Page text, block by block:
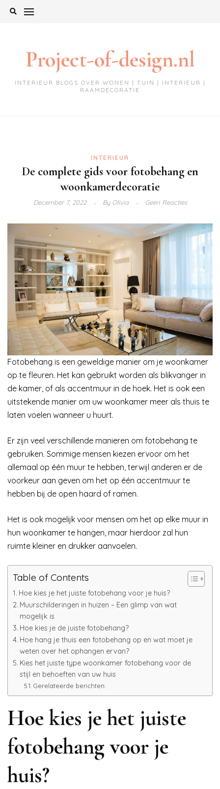
Project-of-design.nl
INTERIEUR BLOGS OVER WONEN | TUIN | INTERIEUR |
RAAMDECORATIE
INTERIEUR
De complete gids voor fotobehang en
woonkamerdecoratie
December 7, 2022 ByOlivia Geen Reacties
Fotobehang is een geweldige manier om je woonkamer
op te fleuren. Het kan gebruikt worden als blikvanger in
de kamer, of als accentmuur in de hoek. Het is ook een
uitstekende manier om uw woonkamer meer als thuis te
laten voelen wanneer u huurt.
Er zijn veel verschillende manieren om fotobehang te
gebruiken. Sommige mensen kiezen ervoor om het
allemaal op één muur te hebben, terwijl anderen er de
voorkeur aan geven om het op één accentmuur te
hebben bij de open haard of ramen.
Het is ook mogelijk voor mensen om het op elke muur in
hun woonkamer te hangen, maar hierdoor zal hun
ruimte kleiner en drukker aanvoelen.
Table of Contents
Hoe kies je het juiste fotobehang voor je huis?
Muurschilderingen in huizen – Een glimp van wat
mogelijk is
Hoe kies je de juiste fotobehang?
Hoe hang je thuis een fotobehang op en wat moet je
weten over het ophangen ervan?
Kies het juiste type woonkamer fotobehang voor de
stijl en behoeften van uw huis
Gerelateerde berichten:
Hoe kies je het juiste
fotobehang voor je
huis?